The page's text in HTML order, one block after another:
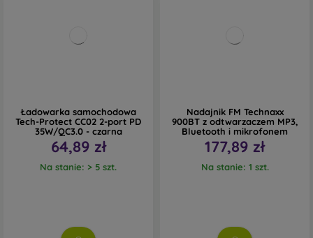
Ładowarka samochodowa
Tech-Protect CC02 2-port PD
35W/QC3.0 - czarna
64,89 zł
Na stanie: > 5 szt.
Nadajnik FM Technaxx
900BT z odtwarzaczem MP3,
Bluetooth i mikrofonem
177,89 zł
Na stanie: 1 szt.